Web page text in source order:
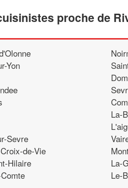
proche de
Yon
Sevre
de-Vie
Hilaire
La-
La-
Le-